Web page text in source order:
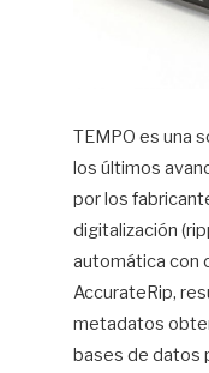
TEMPO es una
los últimos
por los
digitalización
automática con
AccurateRip,
metadatos
bases de datos